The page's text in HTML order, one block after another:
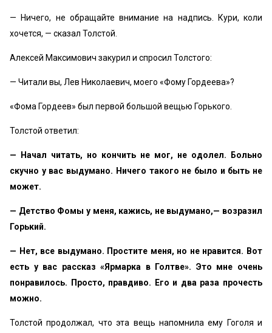
— Ничего, не обращайте внимание на надпись. Кури, коли
хочется, — сказал Толстой.
Алексей Максимович закурил и спросил Толстого:
— Читали вы, Лев Николаевич, моего «Фому Гордеева»?
«Фома Гордеев» был первой большой вещью Горького.
Толстой ответил:
— Начал читать, но кончить не мог, не одолел. Больно
скучно у вас выдумано. Ничего такого не было и быть не
может.
— Детство Фомы у меня, кажись, не выдумано,— возразил
Горький.
— Нет, все выдумано. Простите меня, но не нравится. Вот
есть у вас рассказ «Ярмарка в Голтве». Это мне очень
понравилось. Просто, правдиво. Его и два раза прочесть
можно.
Толстой продолжал, что эта вещь напомнила ему Гоголя и